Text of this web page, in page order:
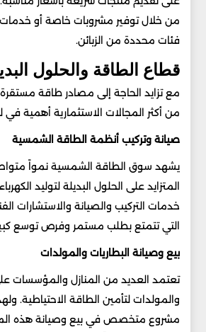
من خلال توفير مشروبات خاصة أو
فئات محددة من الزبائن.
قطاع الطاقة والحلول
مع تزايد الحاجة إلى مصادر طاقة
من أكثر المجالات الاستثمارية أهمية في
صيانة وتركيب أنظمة الطاقة الشمسية
يشهد سوق الطاقة الشمسية نمواً
المتزايد على الحلول البديلة لتوليد
خدمات التركيب والصيانة والاستشارات
التي تتمتع بطلب مستمر وفرص توسع
بيع وصيانة البطاريات والمولدات
تعتمد العديد من المنازل والمؤسسات
والمولدات لتأمين الطاقة الاحتياطية.
مشروع متخصص في بيع وصيانة هذه